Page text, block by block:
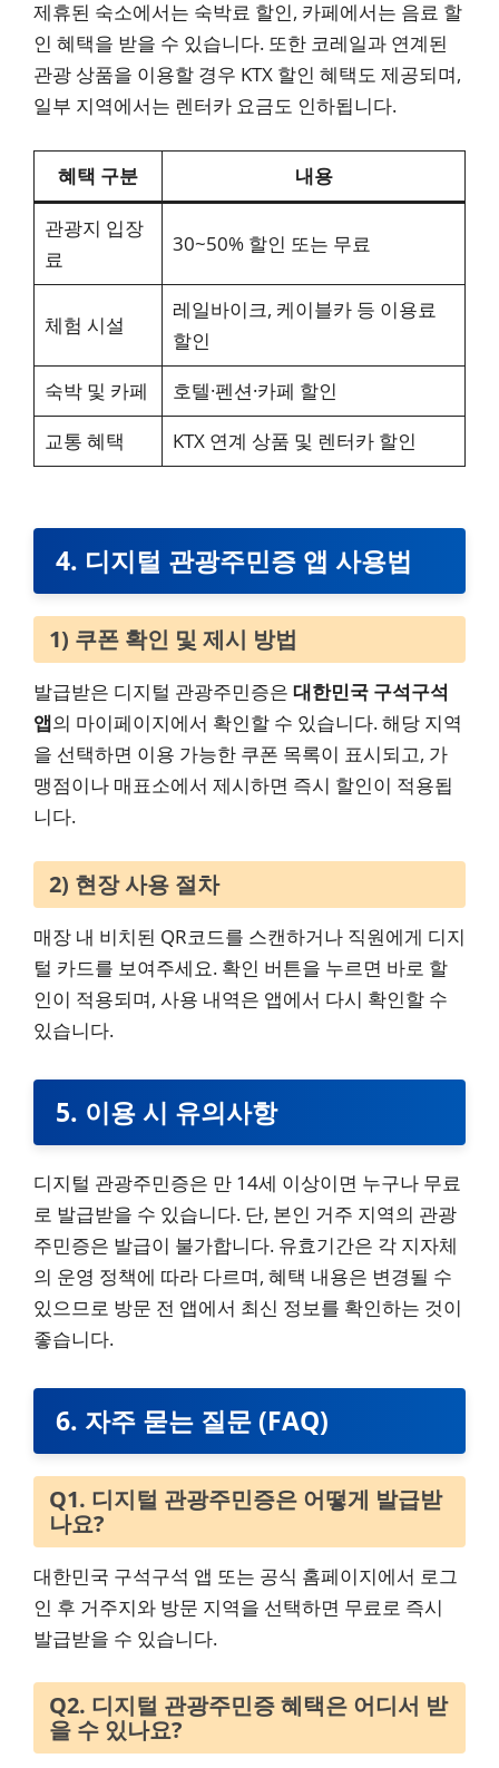
제휴된 숙소에서는 숙박료 할인, 카페에서는 음료 할
인 혜택을 받을 수 있습니다. 또한 코레일과 연계된
관광 상품을 이용할 경우 KTX 할인 혜택도 제공되며,
일부 지역에서는 렌터카 요금도 인하됩니다.
혜택 구분 내용
관광지 입장
료
30~50% 할인 또는 무료
체험 시설
레일바이크, 케이블카 등 이용료
할인
숙박 및 카페
호텔·펜션·카페 할인
교통 혜택
KTX 연계 상품 및 렌터카 할인
4. 디지털 관광주민증 앱 사용법
1) 쿠폰 확인 및 제시 방법
발급받은 디지털 관광주민증은 대한민국 구석구석
앱의 마이페이지에서 확인할 수 있습니다. 해당 지역
을 선택하면 이용 가능한 쿠폰 목록이 표시되고, 가
맹점이나 매표소에서 제시하면 즉시 할인이 적용됩
니다.
2) 현장 사용 절차
매장 내 비치된 QR코드를 스캔하거나 직원에게 디지
털 카드를 보여주세요. 확인 버튼을 누르면 바로 할
인이 적용되며, 사용 내역은 앱에서 다시 확인할 수
있습니다.
5. 이용 시 유의사항
디지털 관광주민증은 만 14세 이상이면 누구나 무료
로 발급받을 수 있습니다. 단, 본인 거주 지역의 관광
주민증은 발급이 불가합니다. 유효기간은 각 지자체
의 운영 정책에 따라 다르며, 혜택 내용은 변경될 수
있으므로 방문 전 앱에서 최신 정보를 확인하는 것이
좋습니다.
6. 자주 묻는 질문 (FAQ)
Q1. 디지털 관광주민증은 어떻게 발급받
나요?
대한민국 구석구석 앱 또는 공식 홈페이지에서 로그
인 후 거주지와 방문 지역을 선택하면 무료로 즉시
발급받을 수 있습니다.
Q2. 디지털 관광주민증 혜택은 어디서 받
을 수 있나요?